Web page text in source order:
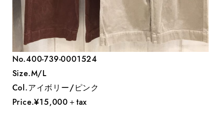
No.400-739-0001524
Size.M/L
Col.アイボリー/ピンク
Price.¥15,000＋tax